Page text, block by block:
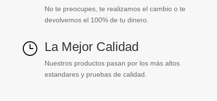
No te preocupes, te realizamos el cambio o te
devolvemos el 100% de tu dinero.
} La Mejor Calidad
Nuestros productos pasan por los más altos
estandares y pruebas de calidad.